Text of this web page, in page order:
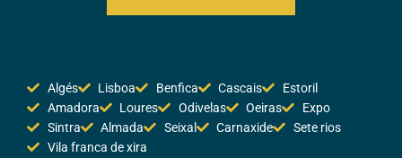
Algés Lisboa Benfica Cascais
Estoril
Amadora
Loures Odivelas Oeiras
Expo
Sintra
Almada Seixal Carnaxide
Sete rios
Vila franca de xira